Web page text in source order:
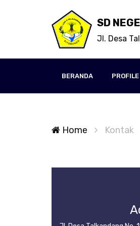
SD
Jl. Desa
BERANDA PROFILE
Home Kontak